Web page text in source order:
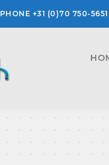
PHONE +31 (0)70 750-5651